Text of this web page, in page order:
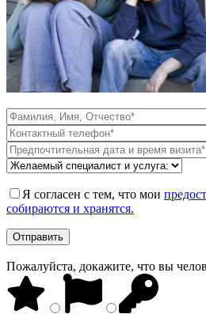
Я согласен с тем, что мои
собираются и хранятся.
Пожалуйста, докажите, что вы